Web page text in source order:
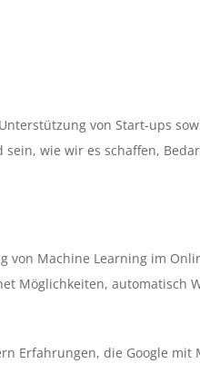
von Start-ups
wie wir es schaffen,
von Machine Learning im
Möglichkeiten, automatisch
Erfahrungen, die Google mit